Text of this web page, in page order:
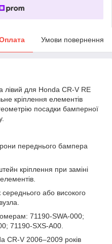
Умови повернення
для Honda CR-V RE
кріплення елементів
посадки бамперної
переднього бампера
кріплення при заміні
середнього або високого
71190-SWA-000;
71190-SXS-A00.
CR-V 2006–2009 років